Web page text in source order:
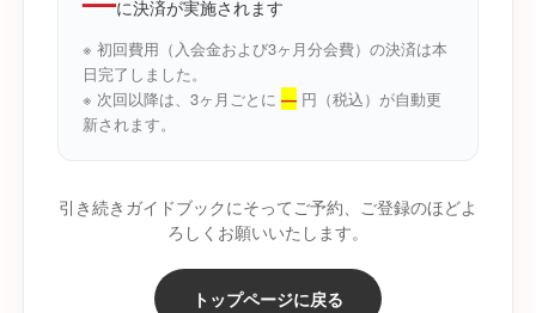
に決済が実施されます
※ 初回費用（入会金および3ヶ月分会費）の決済は本
日完了しました。
※ 次回以降は、3ヶ月ごとに — 円（税込）が自動更
新されます。
引き続きガイドブックにそってご予約、ご登録のほどよ
ろしくお願いいたします。
トップページに戻る